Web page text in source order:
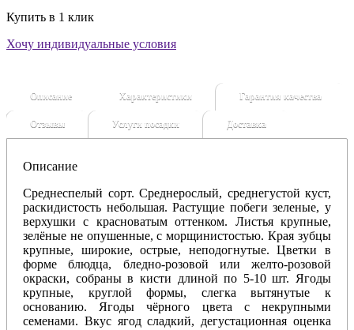
Купить в 1 клик
Хочу индивидуальные условия
Описание Характеристики Гарантия качества
Отзывы Услуги посадки Доставка
Описание
Среднеспелый сорт. Среднерослый, среднегустой куст,
раскидистость небольшая. Растущие побеги зеленые, у
верхушки с красноватым оттенком. Листья крупные,
зелёные не опушенные, с морщинистостью. Края зубцы
крупные, широкие, острые, неподогнутые. Цветки в
форме блюдца, бледно-розовой или желто-розовой
окраски, собраны в кисти длиной по 5-10 шт. Ягоды
крупные, круглой формы, слегка вытянутые к
основанию. Ягоды чёрного цвета с некрупными
семенами. Вкус ягод сладкий, дегустационная оценка